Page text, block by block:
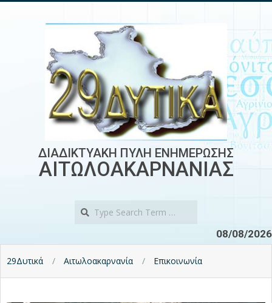
ΔΙΑΔΙΚΤΥΑΚΗ ΠΥΛΗ ΕΝΗΜΕΡΩΣΗΣ
ΑΙΤΩΛΟΑΚΑΡΝΑΝΙΑΣ
08/08/2026
29Δυτικά Αιτωλοακαρνανία Επικοινωνία